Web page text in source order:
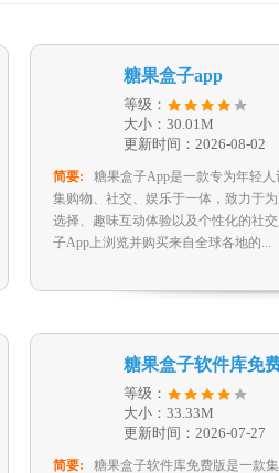
糖果盒子app
等级：
大小：30.01M
更新时间：2026-08-02
简要:
糖果盒子App是一款专为年轻人
集购物、社交、娱乐于一体，致力于
选择、趣味互动体验以及个性化的社
子App上浏览并购买来自全球各地的...
糖果盒子软件库免
等级：
大小：33.33M
更新时间：2026-07-27
简要: 糖果盒子软件库免费版是一款